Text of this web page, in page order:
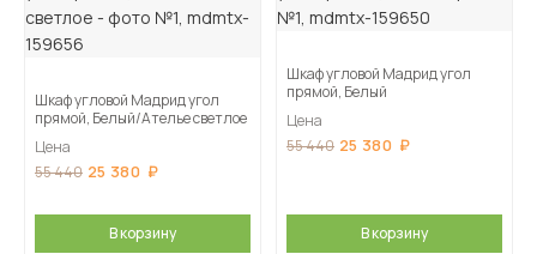
Шкаф угловой Мадрид угол
прямой, Белый/Ателье светлое
Цена
55 440 25 380
В корзину
Шкаф угловой Мадрид угол
прямой, Белый
Цена
55 440 25 380
В корзину